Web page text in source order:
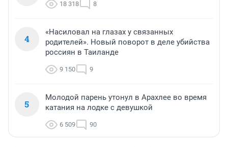
18 318 8
4
«Насиловал на глазах у связанных
родителей». Новый поворот в деле убийства
россиян в Таиланде
9 150 9
5
Молодой парень утонул в Арахлее во время
катания на лодке с девушкой
6 509 90